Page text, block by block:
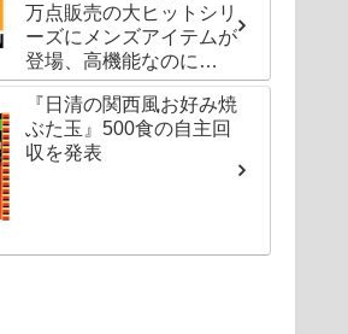
万点販売の大ヒットシリ
ーズにメンズアイテムが
登場、高機能なのに
1000円以下〜の圧倒的
コスパ
『日清の関西風お好み焼
ぶた玉』500食の自主回
収を発表